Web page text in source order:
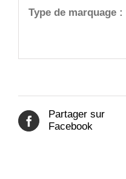
Type de marquage :
Partager sur
Facebook